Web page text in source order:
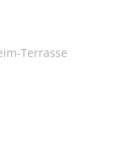
Terrasse